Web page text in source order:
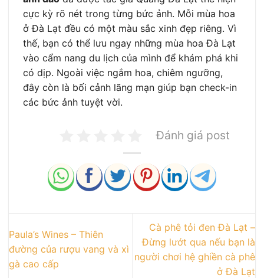
cực kỳ rõ nét trong từng bức ảnh. Mỗi mùa hoa
ở Đà Lạt đều có một màu sắc xinh đẹp riêng. Vì
thế, bạn có thể lưu ngay những mùa hoa Đà Lạt
vào cẩm nang du lịch của mình để khám phá khi
có dịp. Ngoài việc ngắm hoa, chiêm ngưỡng,
đây còn là bối cảnh lãng mạn giúp bạn check-in
các bức ảnh tuyệt vời.
Đánh giá post
Paula’s Wines – Thiên
đường của rượu vang và xì
gà cao cấp
Cà phê tỏi đen Đà Lạt –
Đừng lướt qua nếu bạn là
người chơi hệ ghiền cà phê
ở Đà Lạt